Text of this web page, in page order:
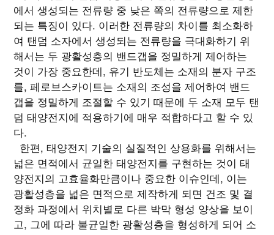
에서 생성되는 전류량 중 낮은 쪽의 전류량으로 제한
되는 특징이 있다. 이러한 전류량의 차이를 최소화하
여 탠덤 소자에서 생성되는 전류량을 극대화하기 위
해서는 두 광활성층의 밴드갭을 정밀하게 제어하는
것이 가장 중요한데, 유기 반도체는 소재의 분자 구조
를, 페로브스카이트는 소재의 조성을 제어하여 밴드
갭을 정밀하게 조절할 수 있기 때문에 두 소재 모두 탠
덤 태양전지에 적용하기에 매우 적합하다고 할 수 있
다.
한편, 태양전지 기술의 실질적인 상용화를 위해서는
넓은 면적에서 균일한 태양전지를 구현하는 것이 태
양전지의 고효율화만큼이나 중요한 이슈인데, 이는
광활성층을 넓은 면적으로 제작하게 되면 건조 및 결
정화 과정에서 위치별로 다른 박막 형성 양상을 보이
고, 그에 따라 불균일한 광활성층을 형성하게 되어 소